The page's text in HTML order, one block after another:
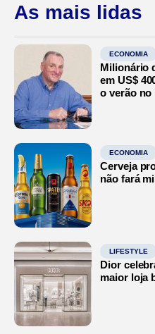
As mais lidas
ECONOMIA
Milionário
em US$
o verão no
ECONOMIA
Cerveja
não fará
LIFESTYLE
Dior
maior loja